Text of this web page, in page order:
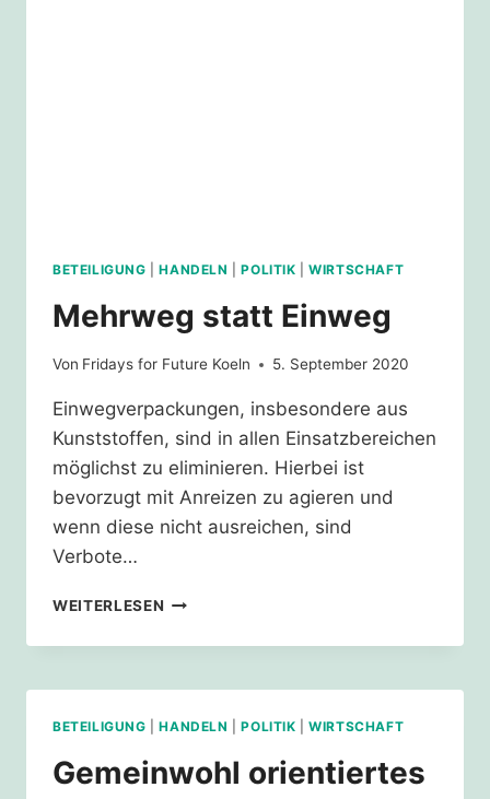
BETEILIGUNG |HANDELN |POLITIK |WIRTSCHAFT
Mehrweg statt Einweg
Von Fridays for Future Koeln 5. September 2020
Einwegverpackungen, insbesondere aus
Kunststoffen, sind in allen Einsatzbereichen
möglichst zu eliminieren. Hierbei ist
bevorzugt mit Anreizen zu agieren und
wenn diese nicht ausreichen, sind
Verbote…
WEITERLESEN MEHRWEG
EINWEG
BETEILIGUNG |HANDELN |POLITIK |WIRTSCHAFT
Gemeinwohl orientiertes